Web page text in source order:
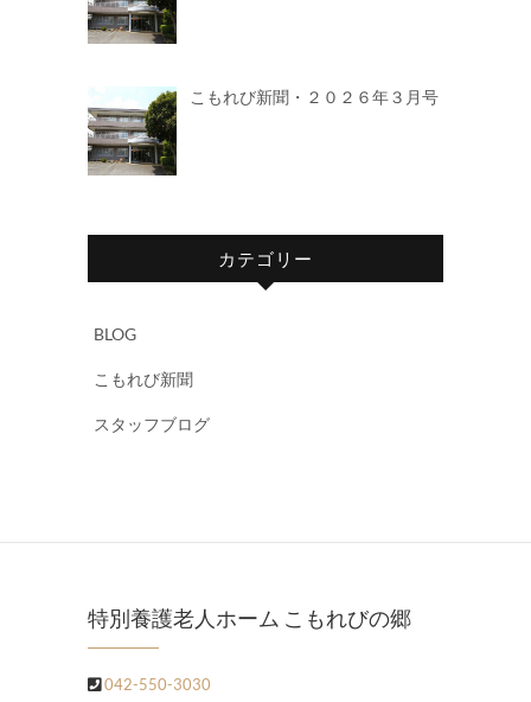
こもれび新聞・２０２６年３月号
カテゴリー
BLOG
こもれび新聞
スタッフブログ
特別養護老人ホーム こもれびの郷
042-550-3030